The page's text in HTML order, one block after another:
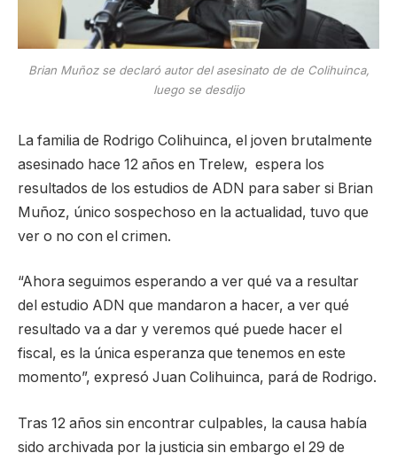
Brian Muñoz se declaró autor del asesinato de de Colihuinca,
luego se desdijo
La familia de Rodrigo Colihuinca, el joven brutalmente
asesinado hace 12 años en Trelew, espera los
resultados de los estudios de ADN para saber si Brian
Muñoz, único sospechoso en la actualidad, tuvo que
ver o no con el crimen.
“Ahora seguimos esperando a ver qué va a resultar
del estudio ADN que mandaron a hacer, a ver qué
resultado va a dar y veremos qué puede hacer el
fiscal, es la única esperanza que tenemos en este
momento”, expresó Juan Colihuinca, pará de Rodrigo.
Tras 12 años sin encontrar culpables, la causa había
sido archivada por la justicia sin embargo el 29 de